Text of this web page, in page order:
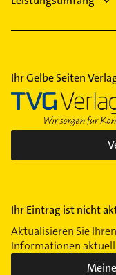
Ihr Gelbe Seiten
Ihr Eintrag ist nicht
Aktualisieren Sie
Informationen